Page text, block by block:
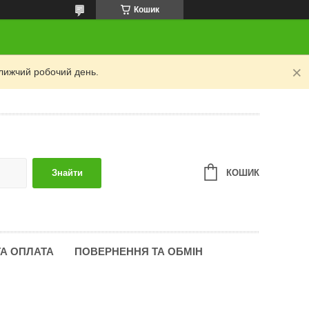
Кошик
робочий день.
Знайти КОШИК
ОПЛАТА ПОВЕРНЕННЯ ТА ОБМІН